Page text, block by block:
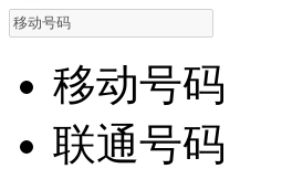
移动号码
联通号码